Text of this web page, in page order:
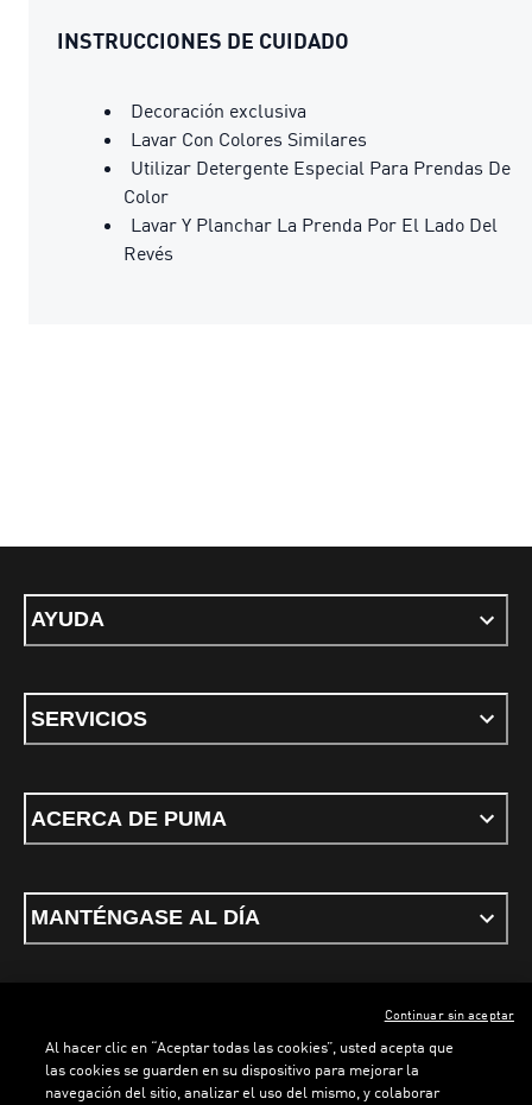
INSTRUCCIONES DE CUIDADO
Decoración exclusiva
Lavar Con Colores Similares
Utilizar Detergente Especial Para Prendas De
Color
Lavar Y Planchar La Prenda Por El Lado Del
Revés
AYUDA
SERVICIOS
ACERCA DE PUMA
MANTÉNGASE AL DÍA
ESPAÑOL
Al hacer clic en “Aceptar todas las cookies”, usted acepta que
las cookies se guarden en su dispositivo para mejorar la
navegación del sitio, analizar el uso del mismo, y colaborar
Continuar sin aceptar